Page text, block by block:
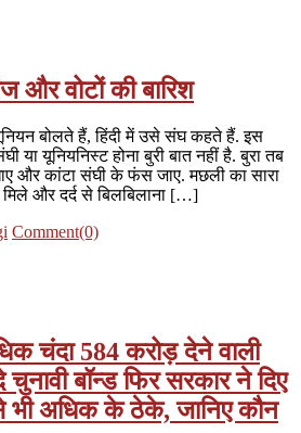
और वोटों की बारिश
बोलते हैं, हिंदी में उसे संघ कहते हैं. इस
या यूनियनिस्ट होना बुरी बात नहीं है. बुरा तब
और कांटा संघी के फंस जाए. मछली का सारा
और दर्द से बिलबिलाना […]
Comment(0)
चंदा 584 करोड़ देने वाली
बॉन्ड फिर सरकार ने दिए
भी अधिक के ठेके, जानिए कौन